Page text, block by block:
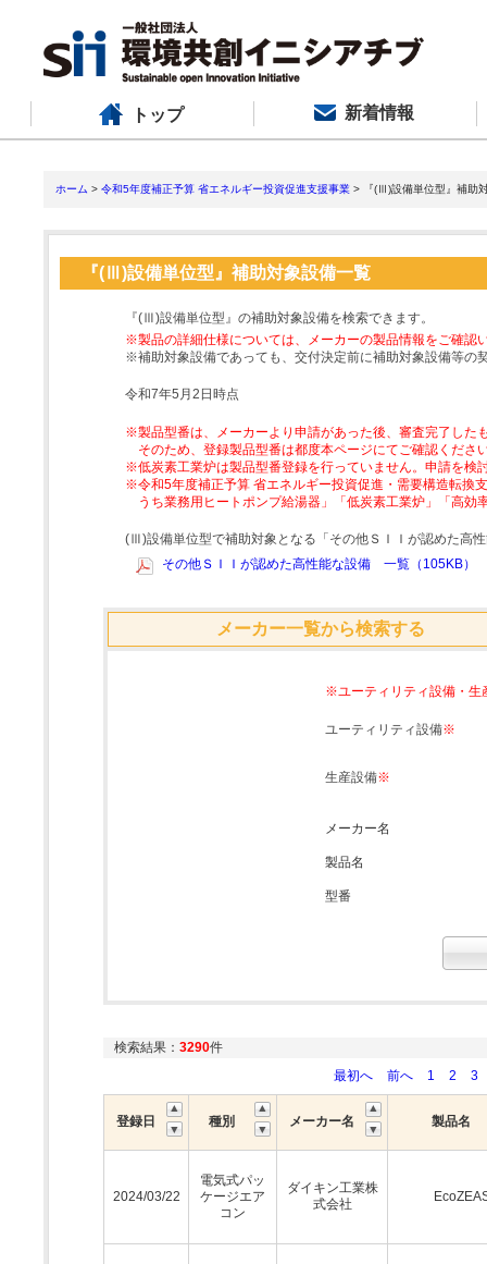
トップ 新着情報
ホーム > 令和5年度補正予算 省エネルギー投資促進支援事業 > 『(Ⅲ)設備単位型』補助
『(Ⅲ)設備単位型』補助対象設備一覧
『(Ⅲ)設備単位型』の補助対象設備を検索できます。
※製品の詳細仕様については、メーカーの製品情報をご確認
※補助対象設備であっても、交付決定前に補助対象設備等の
令和7年5月2日時点
※製品型番は、メーカーより申請があった後、審査完了した
そのため、登録製品型番は都度本ページにてご確認くださ
※低炭素工業炉は製品型番登録を行っていません。申請を検
※令和5年度補正予算 省エネルギー投資促進・需要構造転換
うち業務用ヒートポンプ給湯器」「低炭素工業炉」「高
(Ⅲ)設備単位型で補助対象となる「その他ＳＩＩが認めた高
その他ＳＩＩが認めた高性能な設備 一覧（105KB）
メーカー一覧から検索する
※ユーティリティ設備・生
ユーティリティ設備※
生産設備※
メーカー名
製品名
型番
検索結果： 3290件
最初へ
前へ 1 2 3
登録日 種別 メーカー名 製品名
2024/03/22
電気式パッ
ケージエア
コン
ダイキン工業株
式会社